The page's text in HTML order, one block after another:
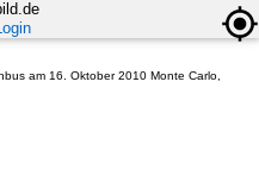
am 16. Oktober 2010 Monte Carlo,